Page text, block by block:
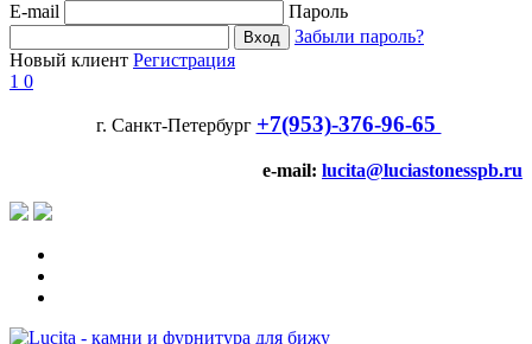
E-mail
Пароль
Забыли пароль?
Новый клиент Регистрация
1 0
г. Санкт-Петербург +7(953)-376-96-65
e-mail: lucita@luciastonesspb.ru